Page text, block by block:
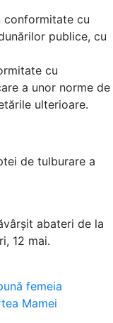
conformitate cu
publice, cu
cu
a unor norme de
ulterioare.
de tulburare a
abateri de la
12 mai.
femeia
Mamei